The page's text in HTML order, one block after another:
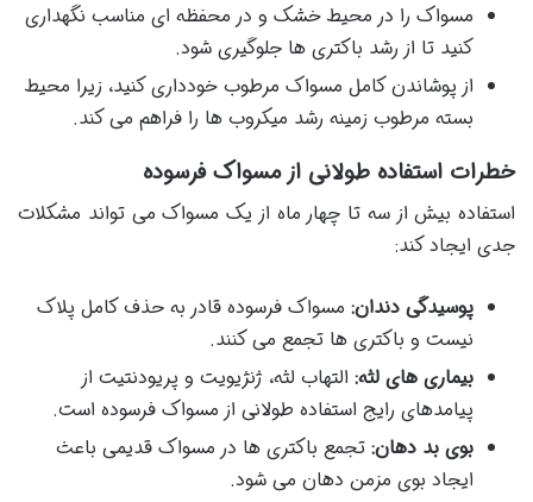
مسواک را در محیط خشک و در محفظه ای مناسب نگهداری
کنید تا از رشد باکتری ها جلوگیری شود.
از پوشاندن کامل مسواک مرطوب خودداری کنید، زیرا محیط
بسته مرطوب زمینه رشد میکروب ها را فراهم می کند.
خطرات استفاده طولانی از مسواک فرسوده
استفاده بیش از سه تا چهار ماه از یک مسواک می تواند مشکلات
جدی ایجاد کند:
پوسیدگی دندان: مسواک فرسوده قادر به حذف کامل پلاک
نیست و باکتری ها تجمع می کنند.
بیماری های لثه: التهاب لثه، ژنژیویت و پریودنتیت از
پیامدهای رایج استفاده طولانی از مسواک فرسوده است.
بوی بد دهان: تجمع باکتری ها در مسواک قدیمی باعث
ایجاد بوی مزمن دهان می شود.